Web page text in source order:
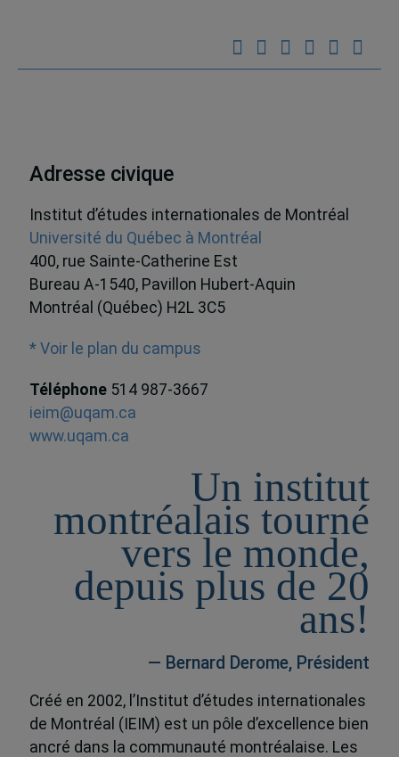
Adresse civique
Institut d’études internationales de Montréal
Université du Québec à Montréal
400, rue Sainte-Catherine Est
Bureau A-1540, Pavillon Hubert-Aquin
Montréal (Québec) H2L 3C5
* Voir le plan du campus
Téléphone 514 987-3667
ieim@uqam.ca
www.uqam.ca
Un institut
montréalais tourné
vers le monde,
depuis plus de 20
ans!
— Bernard Derome, Président
Créé en 2002, l’Institut d’études internationales
de Montréal (IEIM) est un pôle d’excellence bien
ancré dans la communauté montréalaise. Les